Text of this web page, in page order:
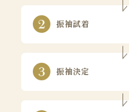
振袖試着
振袖決定